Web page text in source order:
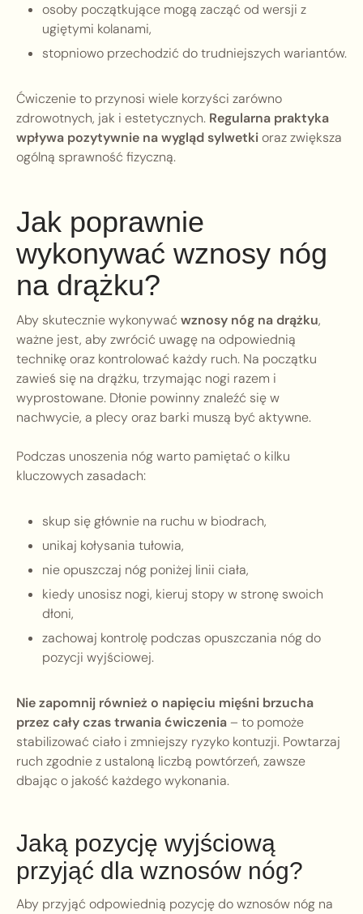
osoby początkujące mogą zacząć od wersji z
ugiętymi kolanami,
stopniowo przechodzić do trudniejszych wariantów.
Ćwiczenie to przynosi wiele korzyści zarówno
zdrowotnych, jak i estetycznych. Regularna praktyka
wpływa pozytywnie na wygląd sylwetkioraz zwiększa
ogólną sprawność fizyczną.
Jak poprawnie
wykonywać wznosy nóg
na drążku?
Aby skutecznie wykonywać wznosy nóg na drążku,
ważne jest, aby zwrócić uwagę na odpowiednią
technikę oraz kontrolować każdy ruch. Na początku
zawieś się na drążku, trzymając nogi razem i
wyprostowane. Dłonie powinny znaleźć się w
nachwycie, a plecy oraz barki muszą być aktywne.
Podczas unoszenia nóg warto pamiętać o kilku
kluczowych zasadach:
skup się głównie na ruchu w biodrach,
unikaj kołysania tułowia,
nie opuszczaj nóg poniżej linii ciała,
kiedy unosisz nogi, kieruj stopy w stronę swoich
dłoni,
zachowaj kontrolę podczas opuszczania nóg do
pozycji wyjściowej.
Nie zapomnij również o napięciu mięśni brzucha
przez cały czas trwania ćwiczenia– to pomoże
stabilizować ciało i zmniejszy ryzyko kontuzji. Powtarzaj
ruch zgodnie z ustaloną liczbą powtórzeń, zawsze
dbając o jakość każdego wykonania.
Jaką pozycję wyjściową
przyjąć dla wznosów nóg?
Aby przyjąć odpowiednią pozycję do wznosów nóg na